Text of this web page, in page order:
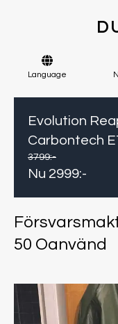
Language
Evolution
Carbontech
3799:-
Nu 2999:-
50 Oanvänd